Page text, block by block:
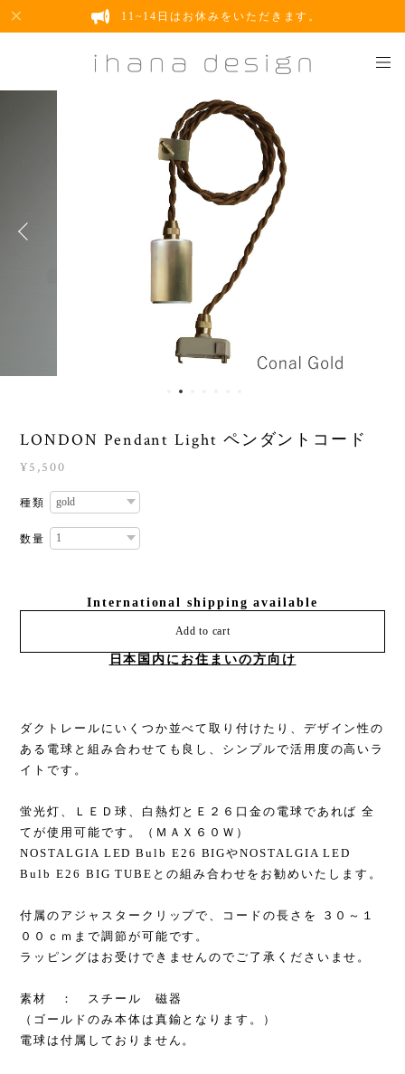
11~14日はお休みをいただきます。
LONDON Pendant Light ペンダントコード
¥5,500
種類
数量
International shipping available
Add to cart
日本国内にお住まいの方向け
ダクトレールにいくつか並べて取り付けたり、デザイン性の
ある電球と組み合わせても良し、シンプルで活用度の高いラ
イトです。
蛍光灯、ＬＥＤ球、白熱灯とＥ２６口金の電球であれば 全
てが使用可能です。（ＭＡＸ６０Ｗ）
NOSTALGIA LED Bulb E26 BIGやNOSTALGIA LED
Bulb E26 BIG TUBEとの組み合わせをお勧めいたします。
付属のアジャスタークリップで、コードの長さを ３０～１
００ｃｍまで調節が可能です。
ラッピングはお受けできませんのでご了承くださいませ。
素材 ： スチール 磁器
（ゴールドのみ本体は真鍮となります。）
電球は付属しておりません。